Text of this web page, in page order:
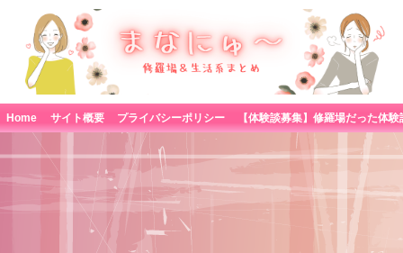
Home サイト概要 プライバシーポリシー